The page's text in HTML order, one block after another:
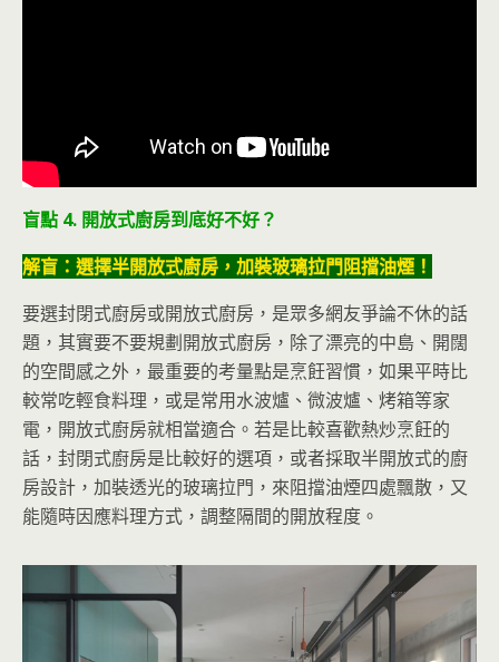
盲點 4. 開放式廚房到底好不好？
解盲：選擇半開放式廚房，加裝玻璃拉門阻擋油煙！
要選封閉式廚房或開放式廚房，是眾多網友爭論不休的話
題，其實要不要規劃開放式廚房，除了漂亮的中島、開闊
的空間感之外，最重要的考量點是烹飪習慣，如果平時比
較常吃輕食料理，或是常用水波爐、微波爐、烤箱等家
電，開放式廚房就相當適合。若是比較喜歡熱炒烹飪的
話，封閉式廚房是比較好的選項，或者採取半開放式的廚
房設計，加裝透光的玻璃拉門，來阻擋油煙四處飄散，又
能隨時因應料理方式，調整隔間的開放程度。